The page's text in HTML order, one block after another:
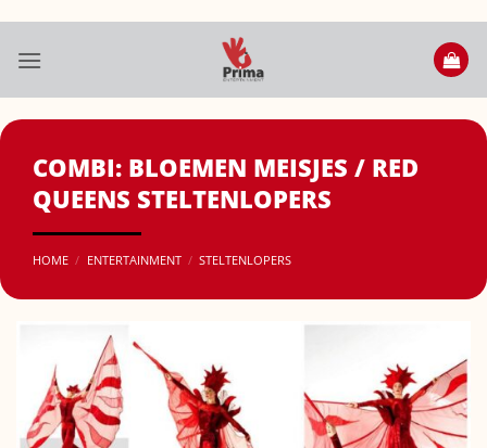
inhoud
COMBI: BLOEMEN MEISJES / RED
QUEENS STELTENLOPERS
HOME / ENTERTAINMENT / STELTENLOPERS